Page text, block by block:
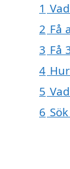
1
2 Få
3 Få
4
5
6